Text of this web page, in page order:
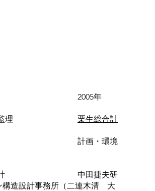
工年 2005年
計・監理 栗生総合計
・環境
設計 中田捷夫研
構造設計事務所（二連木清 大